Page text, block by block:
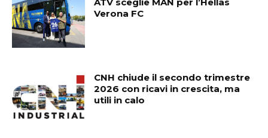
Verona FC
CNH chiude il secondo trimestre
2026 con ricavi in crescita, ma
utili in calo